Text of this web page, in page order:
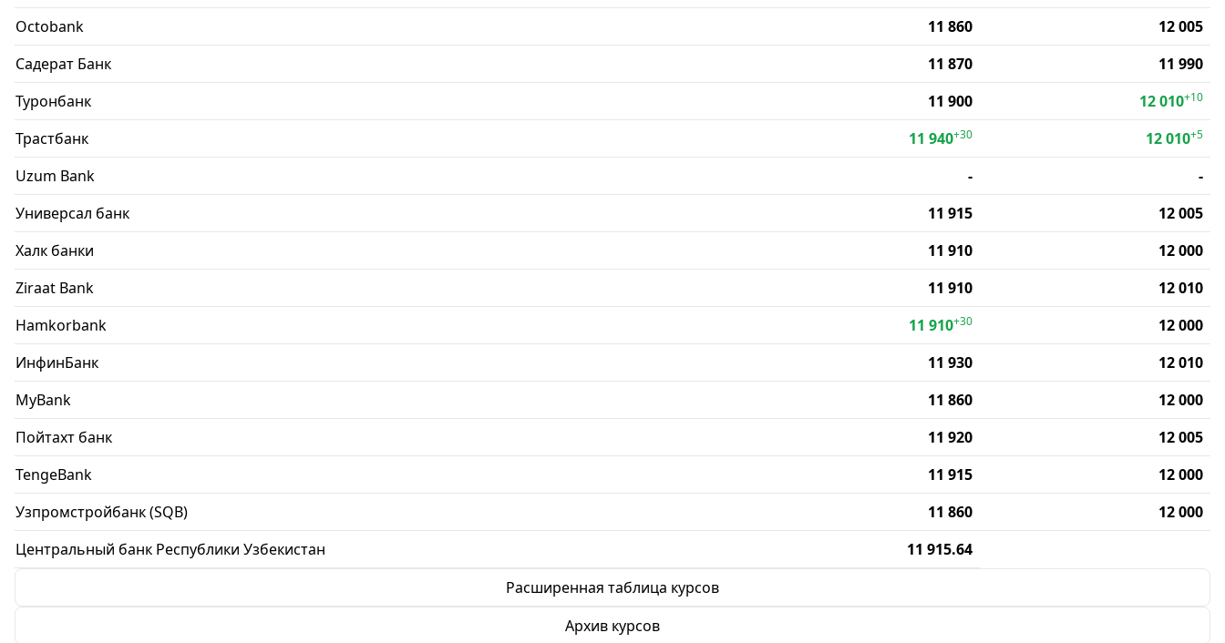
Octobank 11 860
12 005
Садерат Банк
11 870
11 990
Туронбанк
11 900 12 010+10
Трастбанк 11 940+30 12 010+5
Uzum Bank -
-
Универсал банк
11 915
12 005
Халк банки
11 910
12 000
Ziraat Bank
11 910
12 010
Hamkorbank
11 910+30
12 000
ИнфинБанк
11 930
12 010
MyBank
11 860
12 000
Пойтахт банк
11 920
12 005
TengeBank
11 915
12 000
Узпромстройбанк (SQB)
11 860
12 000
Центральный банк Республики Узбекистан
11 915.64
Расширенная таблица курсов
Архив курсов